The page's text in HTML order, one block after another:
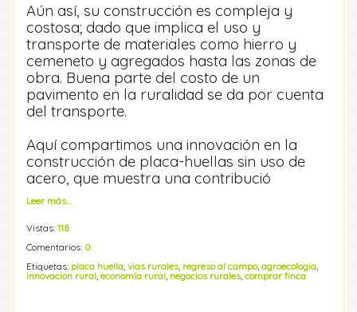
Aún así, su construcción es compleja y
costosa; dado que implica el uso y
transporte de materiales como hierro y
cemeneto y agregados hasta las zonas de
obra. Buena parte del costo de un
pavimento en la ruralidad se da por cuenta
del transporte.
Aquí compartimos una innovación en la
construcción de placa-huellas sin uso de
acero, que muestra una contribució
Leer más…
Vistas: 118
Comentarios: 0
Etiquetas: placa huella, vias rurales, regreso al campo, agroecologia,
innovacion rural, economía rural, negocios rurales, comprar finca